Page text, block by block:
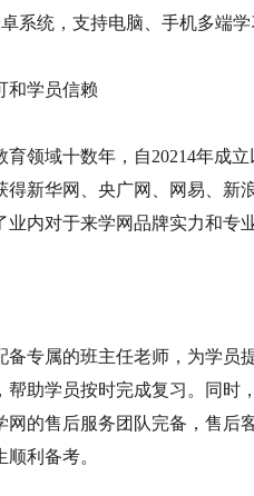
系统，支持电脑、手机多端
学员信赖
域十数年，自20214年成立
得新华网、央广网、网易、新
业内对于来学网品牌实力和专
属的班主任老师，为学员
帮助学员按时完成复习。同时
网的售后服务团队完备，售后
利备考。